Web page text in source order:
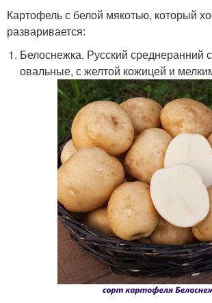
Картофель с белой мякотью, который
разваривается:
Белоснежка. Русский среднеранний
овальные, с желтой кожицей и